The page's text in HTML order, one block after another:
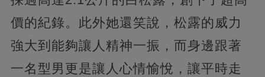
價的紀錄。此外她還笑說，松露的威力
強大到能夠讓人精神一振，而身邊跟著
一名型男更是讓人心情愉悅，讓平時走